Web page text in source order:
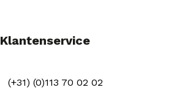
Klantenservice
(+31) (0)113 70 02 02